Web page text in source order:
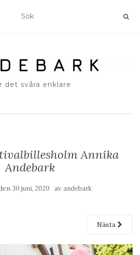
det svåra enklare
Annika
Andebark
30 juni, 2020 av andebark
Nästa